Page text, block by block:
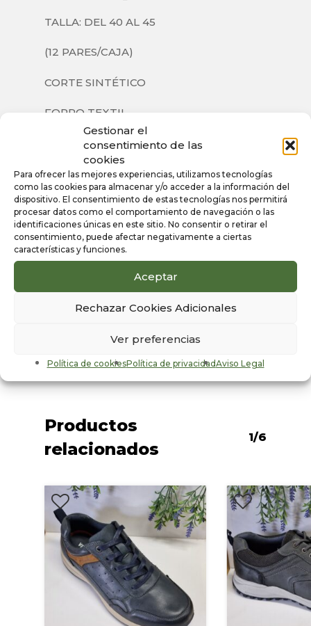
Gestionar el
consentimiento de las
cookies
Para ofrecer las mejores experiencias, utilizamos tecnologías
como las cookies para almacenar y/o acceder a la información del
dispositivo. El consentimiento de estas tecnologías nos permitirá
procesar datos como el comportamiento de navegación o las
identificaciones únicas en este sitio. No consentir o retirar el
consentimiento, puede afectar negativamente a ciertas
características y funciones.
Aceptar
Rechazar Cookies Adicionales
Ver preferencias
Política de cookiesPolítica de privacidadAviso Legal
TALLA: DEL 40 AL 45
(12 PARES/CAJA)
CORTE SINTÉTICO
FORRO TEXTIL
SUELA SINTÉTICA
Información
adicional
Azul Marino
Productos
relacionados
1/6